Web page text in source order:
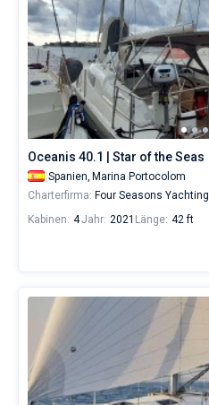
Oceanis 40.1 | Star of the Seas
Spanien, Marina Portocolom
Charterfirma: Four Seasons Yachting
Kabinen: 4Jahr: 2021 Länge: 42 ft